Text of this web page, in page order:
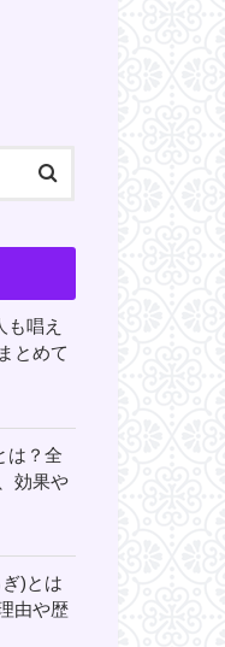
唱え
とめて
は？全
効果や
)とは
由や歴